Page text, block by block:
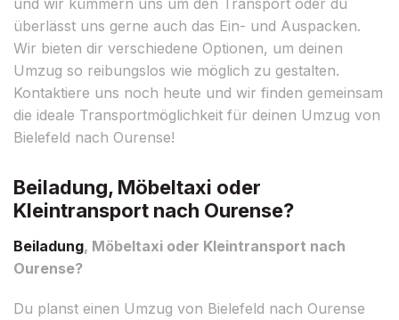
überlässt uns gerne auch das Ein- und Auspacken.
Wir bieten dir verschiedene Optionen, um deinen
Umzug so reibungslos wie möglich zu gestalten.
Kontaktiere uns noch heute und wir finden gemeinsam
die ideale Transportmöglichkeit für deinen Umzug von
Bielefeld nach Ourense!
Beiladung, Möbeltaxi oder
Kleintransport nach Ourense?
Beiladung, Möbeltaxi oder Kleintransport nach
Ourense?
Du planst einen Umzug von Bielefeld nach Ourense